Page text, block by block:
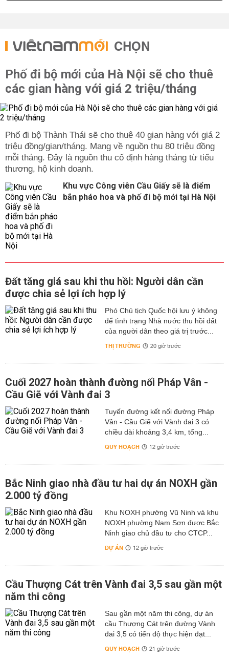
CHỌN
Phố đi bộ mới của Hà Nội sẽ cho thuê
các gian hàng với giá 2 triệu/tháng
Phố đi bộ Thành Thái sẽ cho thuê 40 gian hàng với giá 2
triệu đồng/gian/tháng. Mang về nguồn thu 80 triệu đồng
mỗi tháng. Đây là nguồn thu cố định hàng tháng từ tiểu
thương, hộ kinh doanh.
Khu vực Công viên Cầu Giấy sẽ là điểm
bắn pháo hoa và phố đi bộ mới tại Hà Nội
Đất tăng giá sau khi thu hồi: Người dân cần
được chia sẻ lợi ích hợp lý
Phó Chủ tịch Quốc hội lưu ý không
để tình trạng Nhà nước thu hồi đất
của người dân theo giá trị trước...
THỊ TRƯỜNG 20 giờ trước
Cuối 2027 hoàn thành đường nối Pháp Vân -
Cầu Giẽ với Vành đai 3
Tuyến đường kết nối đường Pháp
Vân - Cầu Giẽ với Vành đai 3 có
chiều dài khoảng 3,4 km, tổng...
QUY HOẠCH 12 giờ trước
Bắc Ninh giao nhà đầu tư hai dự án NOXH gần
2.000 tỷ đồng
Khu NOXH phường Vũ Ninh và khu
NOXH phường Nam Sơn được Bắc
Ninh giao chủ đầu tư cho CTCP...
DỰ ÁN 12 giờ trước
Cầu Thượng Cát trên Vành đai 3,5 sau gần một
năm thi công
Sau gần một năm thi công, dự án
cầu Thượng Cát trên đường Vành
đai 3,5 có tiến độ thực hiện đạt...
QUY HOẠCH 21 giờ trước